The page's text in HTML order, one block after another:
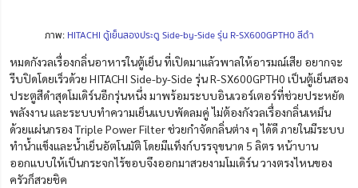
ภาพ: HITACHI ตู้เย็นสองประตู Side-by-Side รุ่น R-SX600GPTH0 สีดำ
หมดกังวลเรื่องกลิ่นอาหารในตู้เย็น ที่เปิดมาแล้วพาลให้อารมณ์เสีย อยากจะ
รีบปิดโดยเร็วด้วย HITACHI Side-by-Side รุ่น R-SX600GPTH0 เป็นตู้เย็นสอง
ประตูสีดำสุดโมเดิร์นอีกรุ่นหนึ่ง มาพร้อมระบบอินเวอร์เตอร์ที่ช่วยประหยัด
พลังงาน และระบบทำความเย็นแบบพัดลมคู่ ไม่ต้องกังวลเรื่องกลิ่นเหม็น
ด้วยแผ่นกรอง Triple Power Filter ช่วยกำจัดกลิ่นต่าง ๆ ได้ดี ภายในมีระบบ
ทำน้ำแข็งและน้ำเย็นอัตโนมัติ โดยมีแท็งก์บรรจุขนาด 5 ลิตร หน้าบาน
ออกแบบให้เป็นกระจกไร้ขอบจึงออกมาสวยงามโมเดิร์น วางตรงไหนของ
ครัวก็สวยชิค